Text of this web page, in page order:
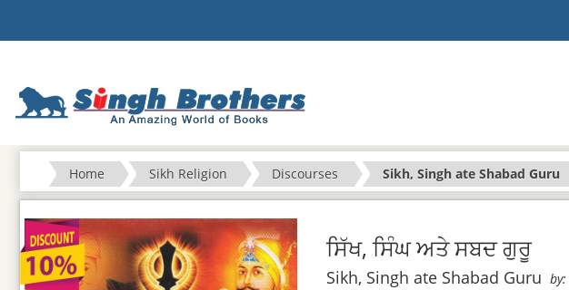
Home Sikh Religion Discourses Sikh, Singh ate Shabad Guru
ਸਿੱਖ, ਸਿੰਘ ਅਤੇ ਸਬਦ ਗੁਰੂ
Sikh, Singh ate Shabad Guru by: